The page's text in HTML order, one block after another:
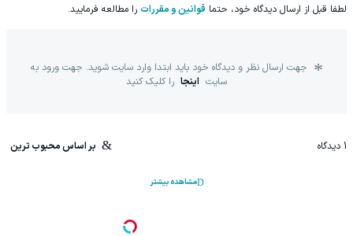
لطفا قبل از ارسال دیدگاه خود، حتما قوانین و مقررات را مطالعه فرمایید.
جهت ارسال نظر و دیدگاه خود باید ابتدا وارد سایت شوید. جهت ورود به
سایت اینجا را کلیک کنید
1 دیدگاه بر اساس محبوب ترین
مشاهده بیشتر